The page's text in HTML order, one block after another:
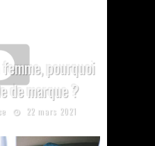
pourquoi
de marque ?
22 mars 2021